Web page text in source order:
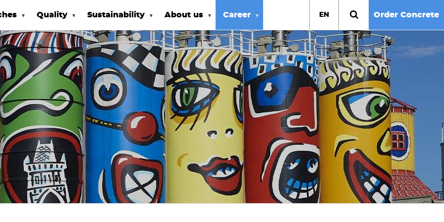
Quality Sustainability About us Career EN Order Concrete